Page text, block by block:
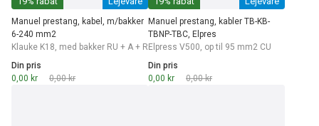
Manuel prestang, kabel, m/bakker
6-240 mm2
Klauke K18, med bakker RU + A + R
Din pris
0,00 kr
0,00 kr
Manuel prestang, kabler TB-KB-
TBNP-TBC, Elpres
Elpress V500, op til 95 mm2 CU
Din pris
0,00 kr
0,00 kr